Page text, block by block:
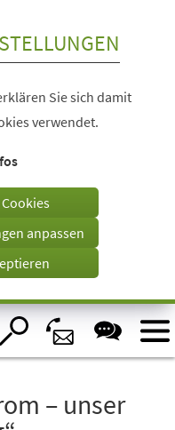
Sie sich damit
verwendet.
anpassen
– unser